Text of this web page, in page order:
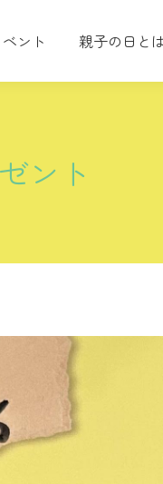
ント 親子の日と
ント